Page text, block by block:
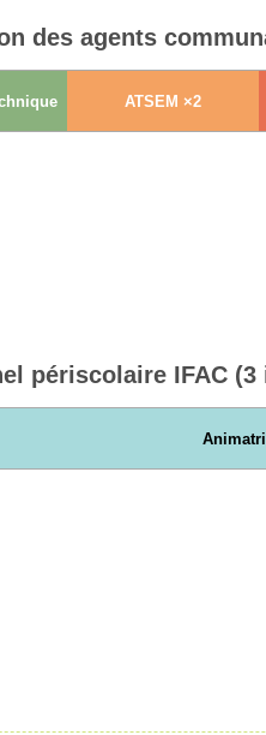
des agents
ATSEM ×2
périscolaire IFAC